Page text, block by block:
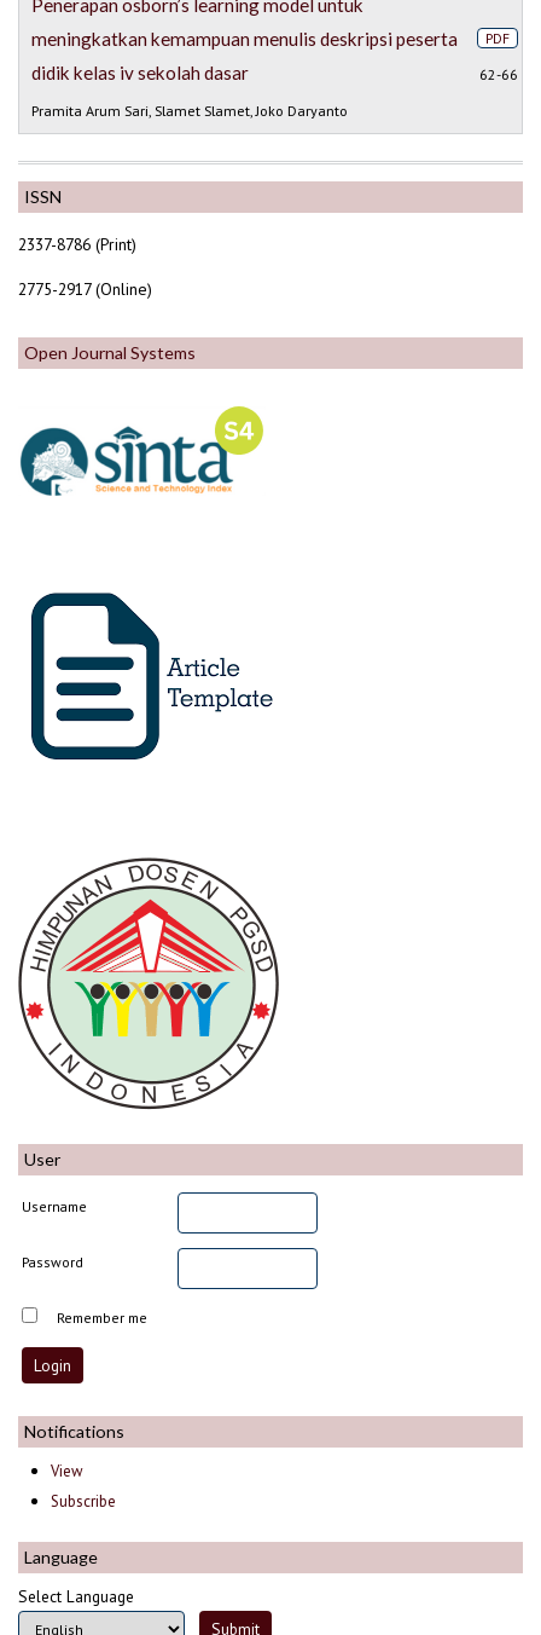
ISSN
2337-8786 (Print)
2775-2917 (Online)
Open Journal Systems
User
Username
Password
Remember me
Notifications
View
Subscribe
Language
Select Language
Penerapan osborn’s learning model untuk
meningkatkan kemampuan menulis deskripsi peserta
didik kelas iv sekolah dasar
Pramita Arum Sari, Slamet Slamet, Joko Daryanto
PDF
62-66